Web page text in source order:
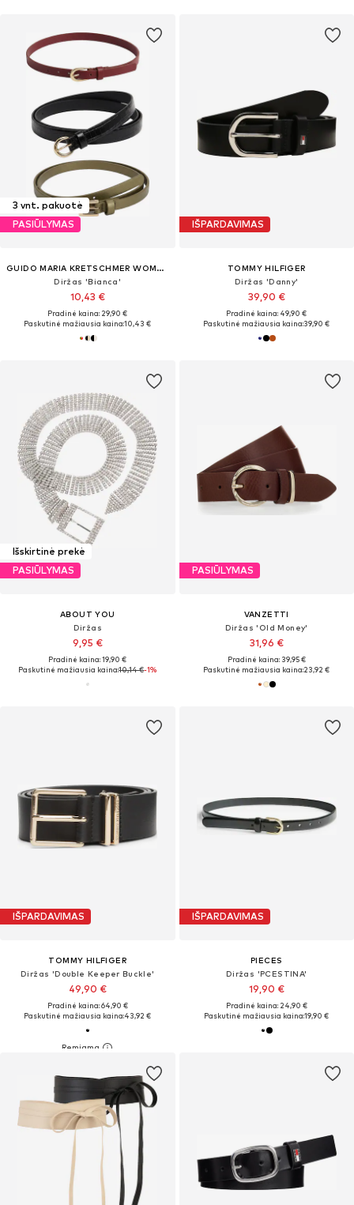
3 vnt. pakuotė
PASIŪLYMAS
GUIDO MARIA KRETSCHMER WOMEN
Diržas 'Bianca'
10,43 €
Pradinė kaina: 29,90 €
Paskutinė mažiausia kaina:10,43 €
IŠPARDAVIMAS
TOMMY HILFIGER
Diržas 'Danny'
39,90 €
Pradinė kaina: 49,90 €
Paskutinė mažiausia kaina:39,90 €
Išskirtinė prekė
PASIŪLYMAS
ABOUT YOU
Diržas
9,95 €
Pradinė kaina: 19,90 €
Paskutinė mažiausia kaina:10,14 €-1%
PASIŪLYMAS
VANZETTI
Diržas 'Old Money'
31,96 €
Pradinė kaina: 39,95 €
Paskutinė mažiausia kaina:23,92 €
IŠPARDAVIMAS
TOMMY HILFIGER
Diržas 'Double Keeper Buckle'
49,90 €
Pradinė kaina: 64,90 €
Paskutinė mažiausia kaina:43,92 €
IŠPARDAVIMAS
PIECES
Diržas 'PCESTINA'
19,90 €
Pradinė kaina: 24,90 €
Paskutinė mažiausia kaina:19,90 €